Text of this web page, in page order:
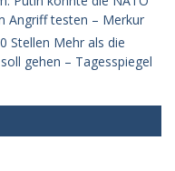
Angriff testen – Merkur
Stellen Mehr als die
gehen – Tagesspiegel